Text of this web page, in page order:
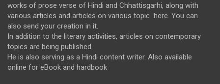
works of prose verse of Hindi and Chhattisgarhi, along with
various articles and articles on various topic here. You can
also send your creation in it.
In addition to the literary activities, articles on contemporary
topics are being published.
He is also serving as a Hindi content writer. Also available
online for eBook and hardbook